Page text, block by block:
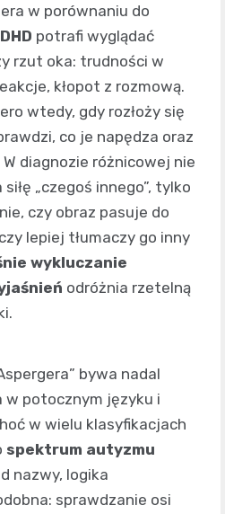
w porównaniu do
potrafi wyglądać
rzut oka: trudności w
kłopot z rozmową.
wtedy, gdy rozłoży się
co je napędza oraz
W diagnozie różnicowej nie
„czegoś innego”, tylko
czy obraz pasuje do
lepiej tłumaczy go inny
wykluczanie
odróżnia rzetelną
bywa nadal
w potocznym języku i
w wielu klasyfikacjach
spektrum autyzmu
nazwy, logika
sprawdzanie osi